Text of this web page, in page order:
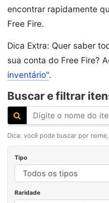
encontrar rapidamente
Free Fire.
Dica Extra: Quer saber
sua conta do Free Fire?
inventário".
Buscar e filtrar
Dica: você pode buscar por
Tipo
Raridade